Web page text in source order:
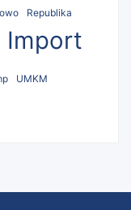
Republika
Import
UMKM